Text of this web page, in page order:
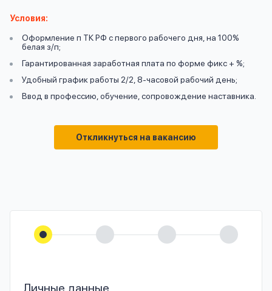
Условия:
Оформление п ТК РФ с первого рабочего дня, на 100%
белая з/п;
Гарантированная заработная плата по форме фикс + %;
Удобный график работы 2/2, 8-часовой рабочий день;
Ввод в профессию, обучение, сопровождение наставника.
Откликнуться на вакансию
Личные данные
Войти под другим номером
на
вопросы